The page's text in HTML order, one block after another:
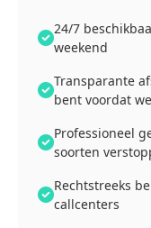
24/7
weekend
Transparante
bent voordat
Professioneel
soorten
Rechtstreeks
callcenters